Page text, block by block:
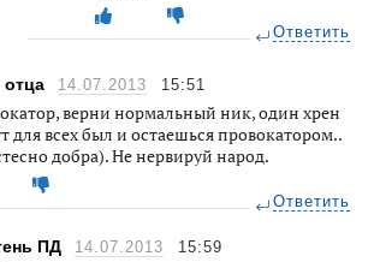
Ответить
отца 14.07.2013 15:51
верни нормальный ник, один хрен
для всех был и остаешься провокатором..
добра). Не нервируй народ.
Ответить
ПД 14.07.2013 15:59